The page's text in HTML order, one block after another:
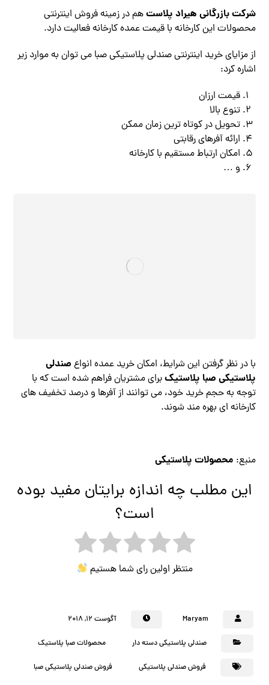
شرکت بازرگانی هیراد پلاستهم در زمینه فروش اینترنتی
محصولات این کارخانه با قیمت عمده کارخانه فعالیت دارد.
از مزایای خرید اینترنتی صندلی پلاستیکی صبا می توان به موارد زیر
اشاره کرد:
قیمت ارزان
تنوع بالا
تحویل در کوتاه ترین زمان ممکن
ارائه آفرهای رقابتی
امکان ارتباط مستقیم با کارخانه
و …
با در نظر گرفتن این شرایط، امکان خرید عمده انواع صندلی
پلاستیکی صبا پلاستیکبرای مشتریان فراهم شده است که با
توجه به حجم خرید خود، می توانند از آفرها و درصد تخفیف های
کارخانه ای بهره مند شوند.
منبع: محصولات پلاستیکی
این مطلب چه اندازه برایتان مفید بوده
است؟
منتظر اولین رای شما هستیم
Maryam آگوست ۱۲, ۲۰۱۸
صندلی پلاستیکی دسته دار محصولات صبا پلاستیک
فروش صندلی پلاستیکی فروش صندلی پلاستیکی صبا